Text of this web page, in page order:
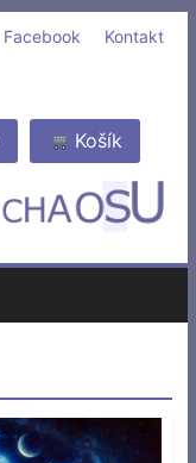
Kontakt
Facebook
Košík